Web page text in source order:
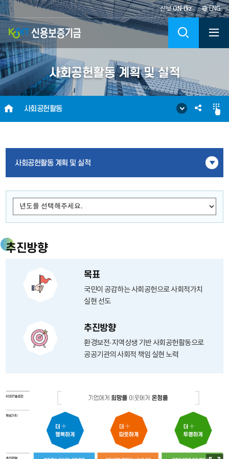
신보ON-Biz ENG
KODIT
신
용
보
증
기
금
KOREA
CREDIT
GUARANTEE
사회공헌활동 계획 및 실적
HOME
사회공헌활동
SNS
사회공헌활동 계획 및 실적
추진방향
목표
국민이 공감하는 사회공헌으로 사회적가치
실현 선도
추진방향
환경보전·지역상생 기반 사회공헌활동으로
공공기관의 사회적 책임 실현 노력